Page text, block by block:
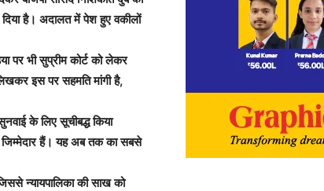
है। अदालत में पेश हुए वकीलों
पर भी सुप्रीम कोर्ट को लेकर
इस पर सहमति मांगी है,
के लिए सूचीबद्ध किया
जिम्मेदार हैं। यह अब तक का सबसे
न्यायपालिका की साख को